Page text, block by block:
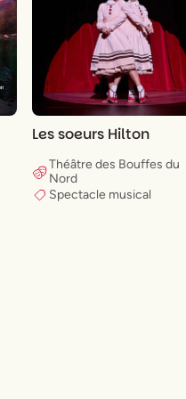
Les soeurs Hilton
Théâtre des Bouffes du
Nord
Spectacle musical